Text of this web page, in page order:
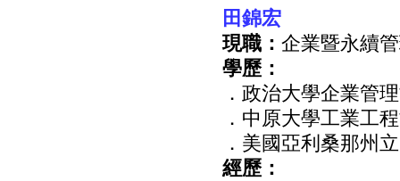
田錦宏
現職： 企業暨永續
學歷：
．政治大學企業管
．中原大學工業工
．美國亞利桑那州
經歷：